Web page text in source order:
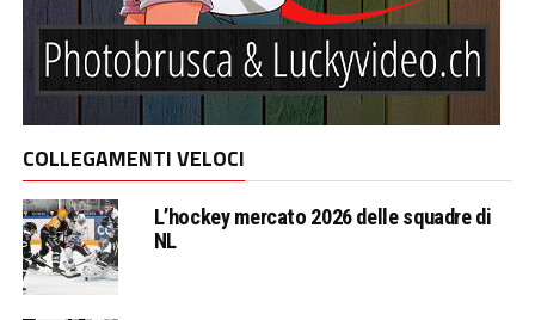
COLLEGAMENTI VELOCI
L’hockey mercato 2026 delle squadre di
NL